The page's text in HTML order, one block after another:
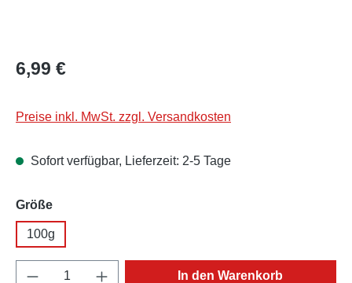
Regulärer Preis:
6,99 €
Preise inkl. MwSt. zzgl. Versandkosten
Sofort verfügbar, Lieferzeit: 2-5 Tage
Größeauswählen
100g
Produkt Anzahl: Gib den gewünschten
In den Warenkorb